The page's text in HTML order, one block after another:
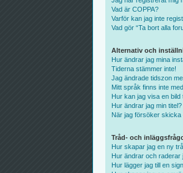
Vad är COPPA?
Varför kan jag inte
Vad gör “Ta bort alla
Alternativ och
Hur ändrar jag mina
Tiderna stämmer inte!
Jag ändrade tidszon
Mitt språk finns inte
Hur kan jag visa en
Hur ändrar jag min titel?
När jag försöker skicka
Tråd- och
Hur skapar jag en ny
Hur ändrar och raderar
Hur lägger jag till en